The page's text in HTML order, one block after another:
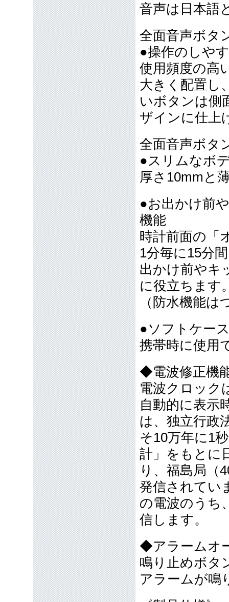
音声は日本語
全面音声ボタ
●操作のしや
使用頻度の高
大きく配置し
いボタンは側
ザインに仕上
全面音声ボタ
●スリムなボ
厚さ10mmと
●お出かけ前
機能
時計前面の「
1分毎に15分
出かけ前やキ
に役立ちます
（防水機能
●ソフトケー
携帯時に使用
◆電波修正機
電波クロック
自動的に表示
は、独立行政
そ10万年に1
計」をもとに
り、福島局（
発信されてい
の電波のうち
信します。
◆アラームオ
鳴り止めボタ
アラームが鳴